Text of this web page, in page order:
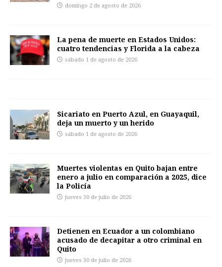
domingo 2 de agosto de 2026
La pena de muerte en Estados Unidos:
cuatro tendencias y Florida a la cabeza
sábado 1 de agosto de 2026
Sicariato en Puerto Azul, en Guayaquil,
deja un muerto y un herido
sábado 1 de agosto de 2026
Muertes violentas en Quito bajan entre
enero a julio en comparación a 2025, dice
la Policía
jueves 30 de julio de 2026
Detienen en Ecuador a un colombiano
acusado de decapitar a otro criminal en
Quito
jueves 30 de julio de 2026